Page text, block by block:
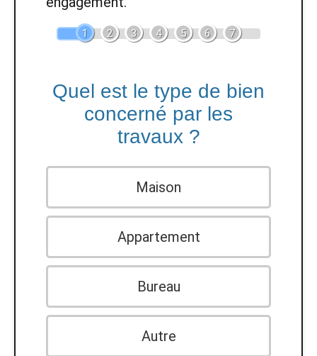
1 2 3 4 5 6 7
Quel est le type de bien
concerné par les
travaux ?
Maison
Appartement
Bureau
Autre